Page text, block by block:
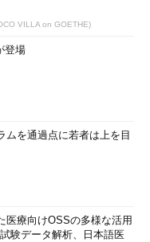
VILLA on GOETHE)
登場
ムを通過点に若者は上を目
医療向けOSSの多様な活用
験データ解析、日本語医